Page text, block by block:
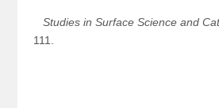
Studies in Surface Science and
111.